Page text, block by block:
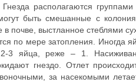
располагаются группами
быть смешанные с
в почве, выстланное стеблями
по мере затопления. Иногда
3 яйца, реже – 1.
гнездо. Отлет
за насекомыми